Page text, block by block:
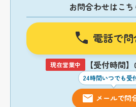
お問合わせはこち
電話で
現在営業中 【受付時間
24時間いつでも受
メールで問